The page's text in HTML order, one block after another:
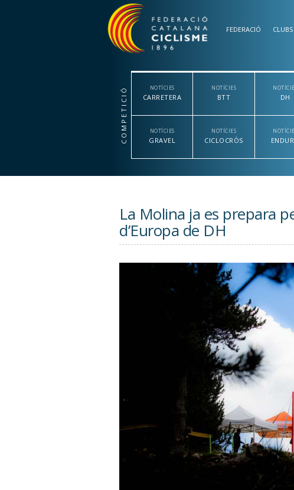
FEDERACIÓ
COMPETICIÓ NOTÍCIES
CARRETERA
NOTÍCIES
BTT DH
NOTÍCIES
GRAVEL
NOTÍCIES
CICLOCRÒS
La Molina ja es prepara
d’Europa de DH